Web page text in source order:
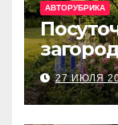
АВТОРУБРИКА
отдыха
27 ИЮЛЯ